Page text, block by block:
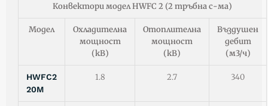
Конвектори модел HWFC 2 (2 тръбна с-ма)
Модел
Охладителна
мощност
(кВ)
Отоплителна
мощност
(кВ)
Въздушен
дебит
(м3/ч)
HWFC2
20M
1.8 2.7 340